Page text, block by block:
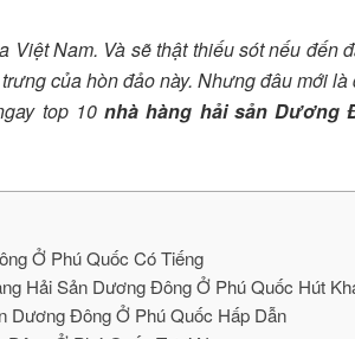
Nam. Và sẽ thật thiếu sót nếu đến
của hòn đảo này. Nhưng đâu mới là
top 10nhà hàng hải sản Dương
Ở Phú Quốc Có Tiếng
Hải Sản Dương Đông Ở Phú Quốc Hút
Dương Đông Ở Phú Quốc Hấp Dẫn